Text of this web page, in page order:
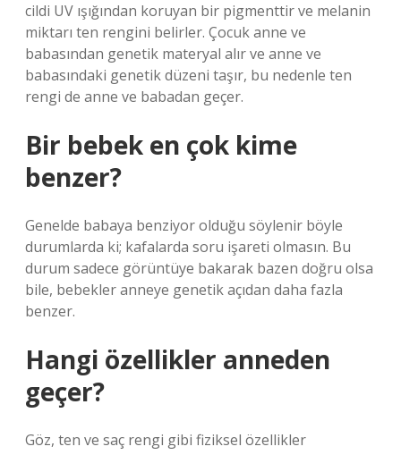
cildi UV ışığından koruyan bir pigmenttir ve melanin
miktarı ten rengini belirler. Çocuk anne ve
babasından genetik materyal alır ve anne ve
babasındaki genetik düzeni taşır, bu nedenle ten
rengi de anne ve babadan geçer.
Bir bebek en çok kime
benzer?
Genelde babaya benziyor olduğu söylenir böyle
durumlarda ki; kafalarda soru işareti olmasın. Bu
durum sadece görüntüye bakarak bazen doğru olsa
bile, bebekler anneye genetik açıdan daha fazla
benzer.
Hangi özellikler anneden
geçer?
Göz, ten ve saç rengi gibi fiziksel özellikler